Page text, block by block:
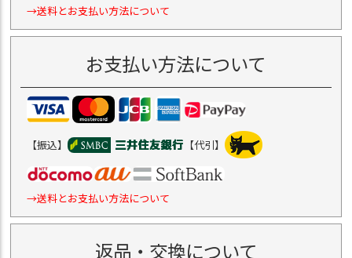
→送料とお支払い方法について
お支払い方法について
【振込】 【代引】
→送料とお支払い方法について
返品・交換について